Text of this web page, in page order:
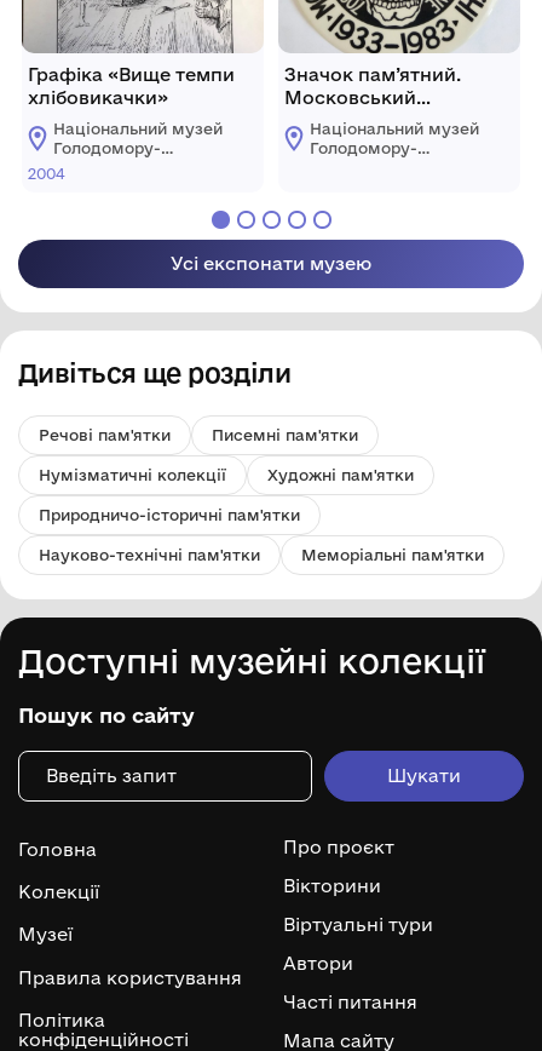
Графіка «Вище темпи
хлібовикачки»
Національний музей
Голодомору-
геноциду
2004
Значок пам’ятний.
Московський
Голодомор на Україні.
1933-1983.
Національний музей
Голодомору-
Усі експонати музею
Дивіться ще розділи
Речові пам'ятки Писемні пам'ятки
Нумізматичні колекції Художні пам'ятки
Природничо-історичні пам'ятки
Науково-технічні пам'ятки Меморіальні пам'ятки
Доступні музейні колекції
Пошук по сайту
Головна
Колекції
Музеї
Правила користування
Політика
конфіденційності
Про проєкт
Вікторини
Віртуальні тури
Автори
Часті питання
Мапа сайту